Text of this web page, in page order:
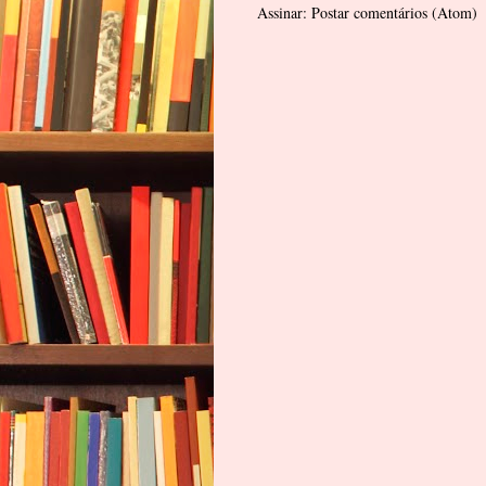
Assinar: Postar comentários (Atom)